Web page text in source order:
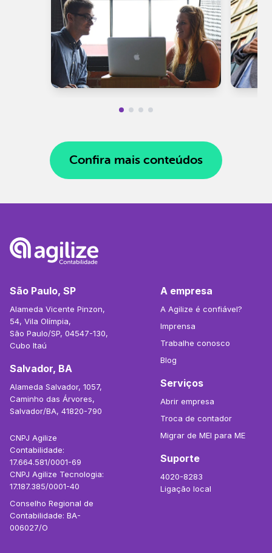
Confira mais conteúdos
São Paulo, SP
Alameda Vicente Pinzon,
54, Vila Olímpia,
São Paulo/SP, 04547-130,
Cubo Itaú
Salvador, BA
Alameda Salvador, 1057,
Caminho das Árvores,
Salvador/BA, 41820-790
CNPJ Agilize
Contabilidade:
17.664.581/0001-69
CNPJ Agilize Tecnologia:
17.187.385/0001-40
Conselho Regional de
Contabilidade: BA-
006027/O
A empresa
A Agilize é confiável?
Imprensa
Trabalhe conosco
Blog
Serviços
Abrir empresa
Troca de contador
Migrar de MEI para ME
Suporte
4020-8283
Ligação local